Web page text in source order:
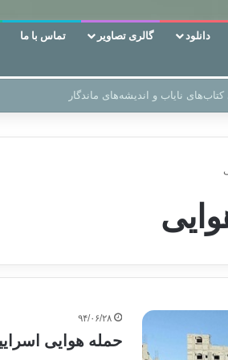
دانلود گالری تصاویر تماس با ما
خداست‌!
۹۴/۰۶/۲۸
حمله هوایی